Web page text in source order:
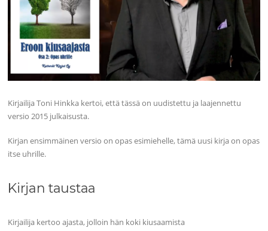
Kirjailija Toni Hinkka kertoi, että tässä on uudistettu ja laajennettu
versio 2015 julkaisusta.
Kirjan ensimmäinen versio on opas esimiehelle, tämä uusi kirja on opas
itse uhrille.
Kirjan taustaa
Kirjailija kertoo ajasta, jolloin hän koki kiusaamista